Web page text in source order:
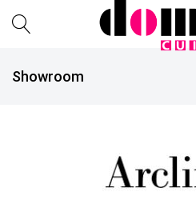
Cuisine
Showroom